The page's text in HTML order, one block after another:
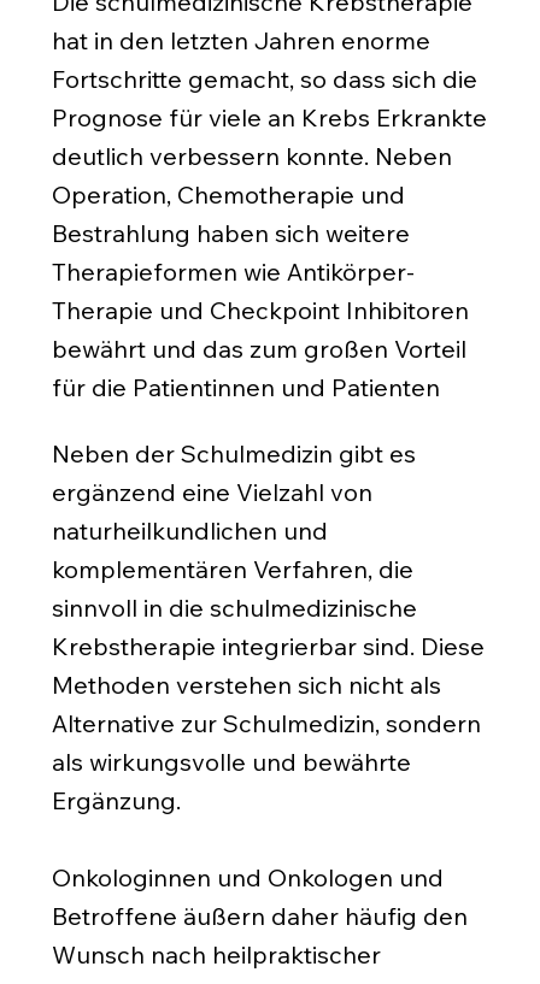
hat in den letzten Jahren enorme
Fortschritte gemacht, so dass sich die
Prognose für viele an Krebs Erkrankte
deutlich verbessern konnte. Neben
Operation, Chemotherapie und
Bestrahlung haben sich weitere
Therapieformen wie Antikörper-
Therapie und Checkpoint Inhibitoren
bewährt und das zum großen Vorteil
für die Patientinnen und Patienten
Neben der Schulmedizin gibt es
ergänzend eine Vielzahl von
naturheilkundlichen und
komplementären Verfahren, die
sinnvoll in die schulmedizinische
Krebstherapie integrierbar sind. Diese
Methoden verstehen sich nicht als
Alternative zur Schulmedizin, sondern
als wirkungsvolle und bewährte
Ergänzung.
Onkologinnen und Onkologen und
Betroffene äußern daher häufig den
Wunsch nach heilpraktischer